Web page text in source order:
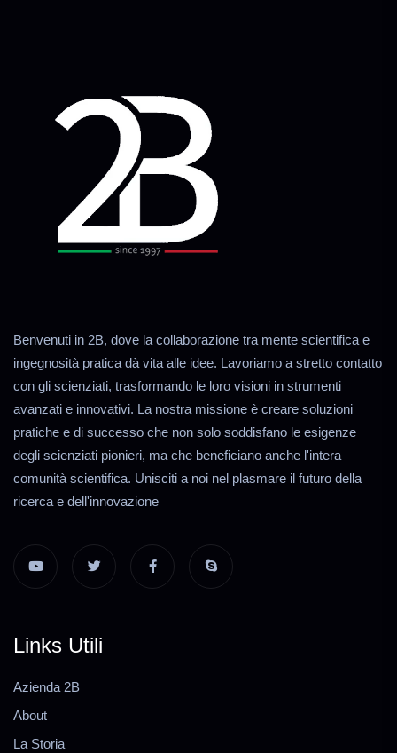
Benvenuti in 2B, dove la collaborazione tra mente scientifica e
ingegnosità pratica dà vita alle idee. Lavoriamo a stretto contatto
con gli scienziati, trasformando le loro visioni in strumenti
avanzati e innovativi. La nostra missione è creare soluzioni
pratiche e di successo che non solo soddisfano le esigenze
degli scienziati pionieri, ma che beneficiano anche l'intera
comunità scientifica. Unisciti a noi nel plasmare il futuro della
ricerca e dell'innovazione
Links Utili
Azienda 2B
About
La Storia